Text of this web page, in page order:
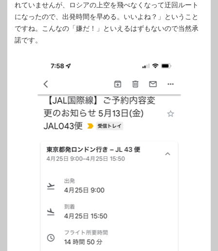
れていませんが、ロシアの上空を飛べなくなって迂回ルート
になったので、出発時間を早める。いいよね？」ということ
ですね。こんなの「嫌だ！」といえるはずもないので当然承
諾です。